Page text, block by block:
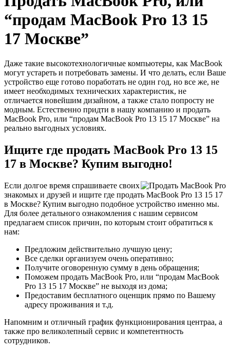
“продам MacBook Pro 13 15
17 Москве”
Даже такие высокотехнологичные компьютеры, как MacBook
могут устареть и потребовать замены. И что делать, если Ваше
устройство еще готово поработать не один год, но все же, не
имеет необходимых технических характеристик, не
отличается новейшим дизайном, а также стало попросту не
модным. Естественно придти в нашу компанию и продать
MacBook Pro, или “продам MacBook Pro 13 15 17 Москве” на
реально выгодных условиях.
Ищите где продать MacBook Pro 13 15
17 в Москве? Купим выгодно!
Если долгое время спрашиваете своих
знакомых и друзей и ищите где продать MacBook Pro 13 15 17
в Москве? Купим выгодно подобное устройство именно мы.
Для более детального ознакомления с нашим сервисом
предлагаем список причин, по которым стоит обратиться к
нам:
Предложим действительно лучшую цену;
Все сделки организуем очень оперативно;
Получите оговоренную сумму в день обращения;
Поможем продать MacBook Pro, или “продам MacBook
Pro 13 15 17 Москве” не выходя из дома;
Предоставим бесплатного оценщик прямо по Вашему
адресу проживания и т.д.
Напомним и отличный график функционирования центраа, а
также про великолепный сервис и компетентность
сотрудников.